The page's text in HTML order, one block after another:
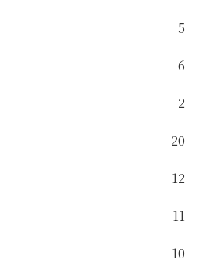
5
6
2
20
12
11
10